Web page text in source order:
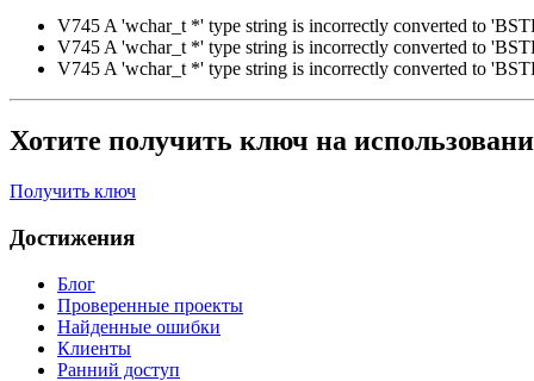
V745 A 'wchar_t *' type string is incorrectly converted to
V745 A 'wchar_t *' type string is incorrectly converted to
V745 A 'wchar_t *' type string is incorrectly converted to
Хотите получить ключ на
Получить ключ
Достижения
Блог
Проверенные проекты
Найденные ошибки
Клиенты
Ранний доступ